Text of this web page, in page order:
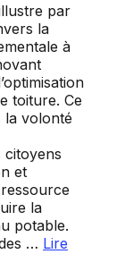
par
la
à
toiture. Ce
la volonté
citoyens
et
la
potable.
… Lire